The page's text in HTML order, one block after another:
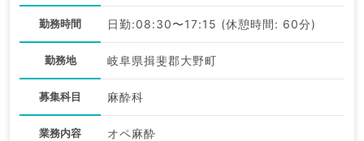
勤務時間 日勤:08:30〜17:15 (休憩時間: 60分)
勤務地 岐阜県揖斐郡大野町
募集科目 麻酔科
業務内容 オペ麻酔